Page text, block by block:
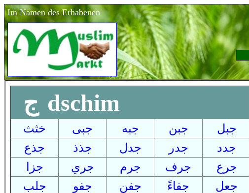
Im Namen des Erhabenen
ج dschim
خثث جبى جبه جبن جبل
جذع
جذذ جدل جدر جدد
جزا
جري جرم جرف جرع
جلب
جفو جفن جفاءً جعل